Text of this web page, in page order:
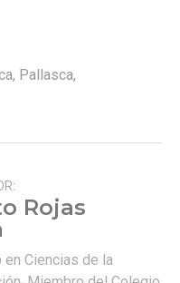
, Pallasca,
Rojas
en Ciencias de la